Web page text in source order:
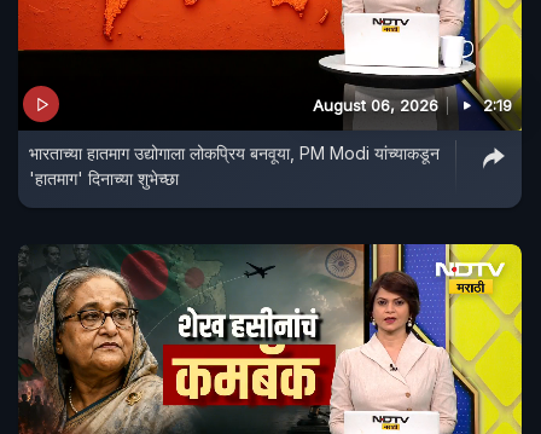
August 06, 2026 2:19
भारताच्या हातमाग उद्योगाला लोकप्रिय बनवूया, PM Modi यांच्याकडून
'हातमाग' दिनाच्या शुभेच्छा